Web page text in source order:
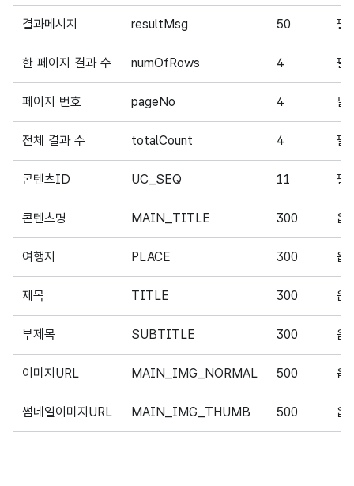
결과메시지 resultMsg 50 필
한 페이지 결과 수 numOfRows 4 필
페이지 번호 pageNo 4 필
전체 결과 수 totalCount 4 필
콘텐츠ID UC_SEQ 11 필
콘텐츠명 MAIN_TITLE 300 옵
여행지 PLACE 300 옵
제목 TITLE 300 옵
부제목 SUBTITLE 300 옵
이미지URL MAIN_IMG_NORMAL 500 옵
썸네일이미지URL MAIN_IMG_THUMB 500 옵